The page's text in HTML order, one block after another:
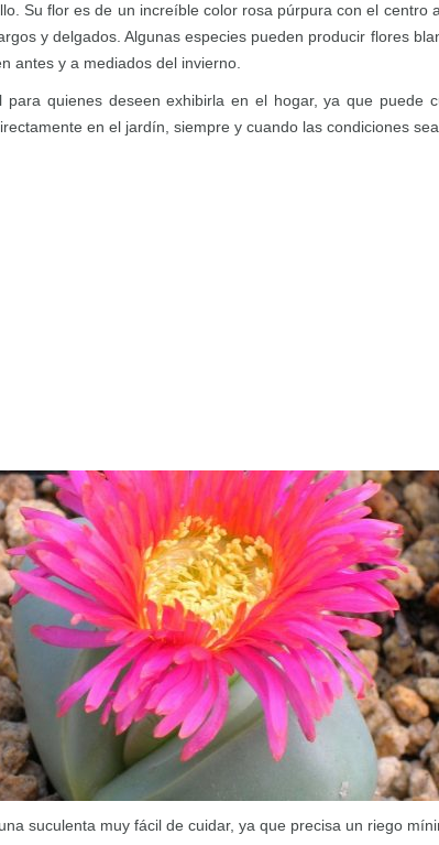
Su flor es de un increíble color rosa púrpura con el centro
y delgados. Algunas especies pueden producir flores
antes y a mediados del invierno.
para quienes deseen exhibirla en el hogar, ya que puede
en el jardín, siempre y cuando las condiciones
suculenta muy fácil de cuidar, ya que precisa un riego